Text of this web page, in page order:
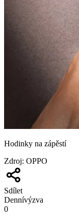
Hodinky na zápěstí
Zdroj: OPPO
Sdílet
Dennívýzva
0